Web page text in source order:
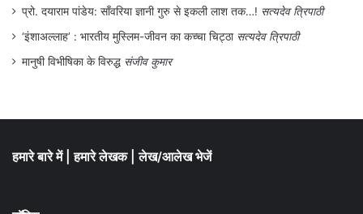
प्रो. दयाराम पांडेय: साँवरिया ज्ञानी गुरु से इकली लाश तक…! सत्यदेव त्रिपाठी
‘इंशाअल्लाह’ : भारतीय मुस्लिम-जीवन का कच्चा चिट्ठा सत्यदेव त्रिपाठी
मानुषी विभीषिका के विरुद्ध संजीव कुमार
हमारे बारे में हमारे लेखक लेख/आलेख भेजें